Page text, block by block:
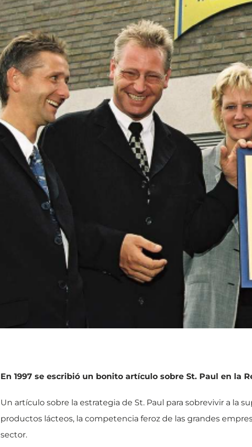
En 1997 se escribió un bonito artículo sobre St. Paul en la
Un artículo sobre la estrategia de St. Paul para sobrevivir a la
productos lácteos, la competencia feroz de las grandes
sector.